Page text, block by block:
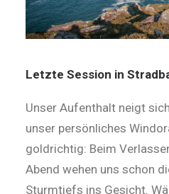
Letzte Session in
Unser Aufenthalt neigt
unser persönliches
goldrichtig: Beim
Abend wehen uns schon
Sturmtiefs ins Gesicht.